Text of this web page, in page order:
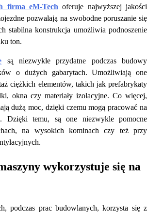
firma eM-Tech oferuje najwyższej jakości
pozwalają na swobodne poruszanie się
stabilna konstrukcja umożliwia podnoszenie
ton.
są niezwykle przydatne podczas budowy
o dużych gabarytach. Umożliwiają one
ciężkich elementów, takich jak prefabrykaty
okna czy materiały izolacyjne. Co więcej,
dużą moc, dzięki czemu mogą pracować na
Dzięki temu, są one niezwykle pomocne
na wysokich kominach czy też przy
wykorzystuje się na
podczas prac budowlanych, korzysta się z